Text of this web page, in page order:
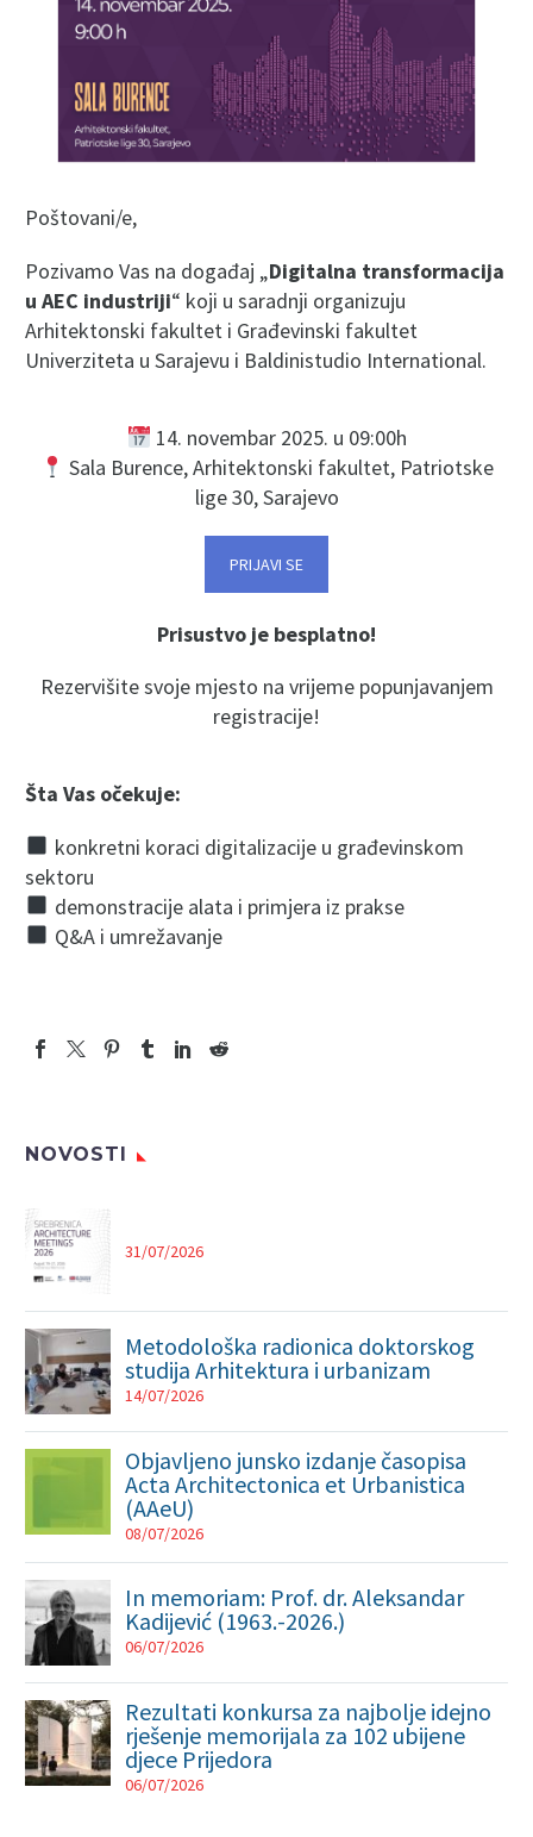
Poštovani/e,
Pozivamo Vas na događaj „Digitalna transformacija
u AEC industriji“ koji u saradnji organizuju
Arhitektonski fakultet i Građevinski fakultet
Univerziteta u Sarajevu i Baldinistudio International.
14. novembar 2025. u 09:00h
Sala Burence, Arhitektonski fakultet, Patriotske
lige 30, Sarajevo
PRIJAVI SE
Prisustvo je besplatno!
Rezervišite svoje mjesto na vrijeme popunjavanjem
registracije!
Šta Vas očekuje:
konkretni koraci digitalizacije u građevinskom
sektoru
demonstracije alata i primjera iz prakse
Q&A i umrežavanje
NOVOSTI
31/07/2026
Metodološka radionica doktorskog
studija Arhitektura i urbanizam
14/07/2026
Objavljeno junsko izdanje časopisa
Acta Architectonica et Urbanistica
(AAeU)
08/07/2026
In memoriam: Prof. dr. Aleksandar
Kadijević (1963.-2026.)
06/07/2026
Rezultati konkursa za najbolje idejno
rješenje memorijala za 102 ubijene
djece Prijedora
06/07/2026